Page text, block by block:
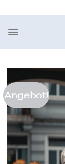
Inhalt
springen
Angebot!